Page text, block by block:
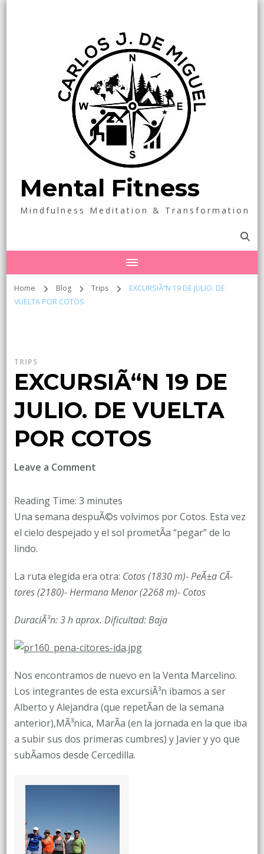
Mental Fitness
Mindfulness Meditation & Transformation
Home Blog Trips
EXCURSIÃ“N 19 DE JULIO. DE
VUELTA POR COTOS
TRIPS
EXCURSIÃ“N 19 DE
JULIO. DE VUELTA
POR COTOS
Leave a Commenton
19
DE
JULIO.
POR
COTOS
Reading Time: 3 minutes
Una semana despuÃ©s volvimos por Cotos. Esta vez
el cielo despejado y el sol prometÃ­a “pegar” de lo
lindo.
La ruta elegida era otra: Cotos (1830 m)- PeÃ±a CÃ­
tores (2180)- Hermana Menor (2268 m)- Cotos
DuraciÃ³n: 3 h aprox. Dificultad: Baja
Nos encontramos de nuevo en la Venta Marcelino.
Los integrantes de esta excursiÃ³n ibamos a ser
Alberto y Alejandra (que repetÃ­an de la semana
anterior),MÃ³nica, MarÃ­a (en la jornada en la que iba
a subir sus dos primeras cumbres) y Javier y yo que
subÃ­amos desde Cercedilla.